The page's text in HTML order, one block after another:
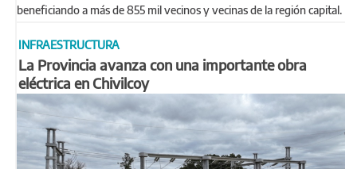
beneficiando a más de 855 mil vecinos y vecinas de la región capital.
INFRAESTRUCTURA
La Provincia avanza con una importante obra
eléctrica en Chivilcoy